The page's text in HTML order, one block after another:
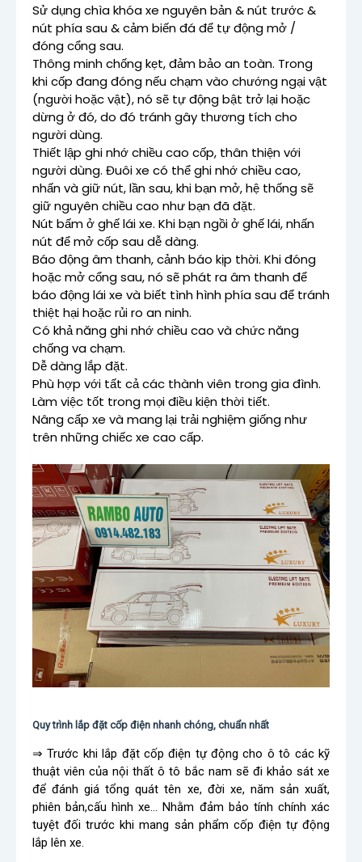
Sử dụng chìa khóa xe nguyên bản & nút trước &
nút phía sau & cảm biến đá để tự động mở /
đóng cổng sau.
Thông minh chống kẹt, đảm bảo an toàn. Trong
khi cốp đang đóng nếu chạm vào chướng ngại vật
(người hoặc vật), nó sẽ tự động bật trở lại hoặc
dừng ở đó, do đó tránh gây thương tích cho
người dùng.
Thiết lập ghi nhớ chiều cao cốp, thân thiện với
người dùng. Đuôi xe có thể ghi nhớ chiều cao,
nhấn và giữ nút, lần sau, khi bạn mở, hệ thống sẽ
giữ nguyên chiều cao như bạn đã đặt.
Nút bấm ở ghế lái xe. Khi bạn ngồi ở ghế lái, nhấn
nút để mở cốp sau dễ dàng.
Báo động âm thanh, cảnh báo kịp thời. Khi đóng
hoặc mở cổng sau, nó sẽ phát ra âm thanh để
báo động lái xe và biết tình hình phía sau để tránh
thiệt hại hoặc rủi ro an ninh.
Có khả năng ghi nhớ chiều cao và chức năng
chống va chạm.
Dễ dàng lắp đặt.
Phù hợp với tất cả các thành viên trong gia đình.
Làm việc tốt trong mọi điều kiện thời tiết.
Nâng cấp xe và mang lại trải nghiệm giống như
trên những chiếc xe cao cấp.
Quy trình lắp đặt cốp điện nhanh chóng, chuẩn nhất
⇒ Trước khi lắp đặt cốp điện tự động cho ô tô các kỹ
thuật viên của nội thất ô tô bắc nam sẽ đi khảo sát xe
để đánh giá tổng quát tên xe, đời xe, năm sản xuất,
phiên bản,cấu hình xe… Nhằm đảm bảo tính chính xác
tuyệt đối trước khi mang sản phẩm cốp điện tự động
lắp lên xe.